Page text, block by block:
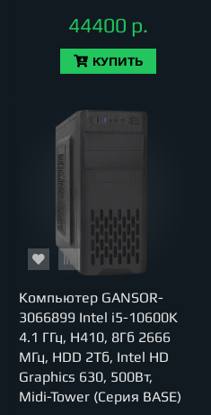
44400 р.
КУПИТЬ
Компьютер GANSOR-
3066899 Intel i5-10600K
4.1 ГГц, H410, 8Гб 2666
МГц, HDD 2Тб, Intel HD
Graphics 630, 500Вт,
Midi-Tower (Серия BASE)